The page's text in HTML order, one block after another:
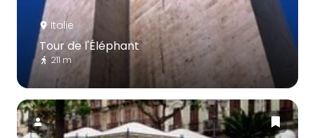
Italie
Tour de l'Éléphant
211 m